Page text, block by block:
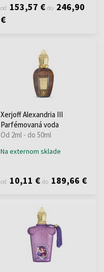
od 153,57 € do 246,90
€
Xerjoff Alexandria III
Parfémovaná voda
Od 2ml - do 50ml
Na externom sklade
od 10,11 € do 189,66 €